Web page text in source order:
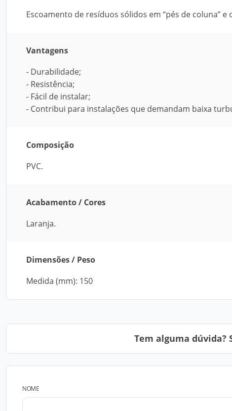
Escoamento de resíduos sólidos em “pés de coluna” e
Vantagens
- Durabilidade;
- Resistência;
- Fácil de instalar;
- Contribui para instalações que demandam baixa
Composição
PVC.
Acabamento / Cores
Laranja.
Dimensões / Peso
Medida (mm): 150
Tem alguma
NOME